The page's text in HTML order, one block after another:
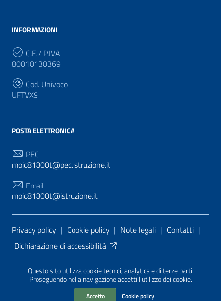
Questo sito utilizza cookie tecnici, analytics e di terze parti.
Proseguendo nella navigazione accetti l’utilizzo dei cookie.
Accetto Cookie policy
INFORMAZIONI
C.F. / P.IVA
80010130369
Cod. Univoco
UFTVX9
POSTA ELETTRONICA
PEC
moic81800t@pec.istruzione.it
Email
moic81800t@istruzione.it
Sezione Link Utili
Privacy policy | Cookie policy | Note legali | Contatti |
Dichiarazione di accessibilità
PA di AgID
| Realizzato con WordPress
da